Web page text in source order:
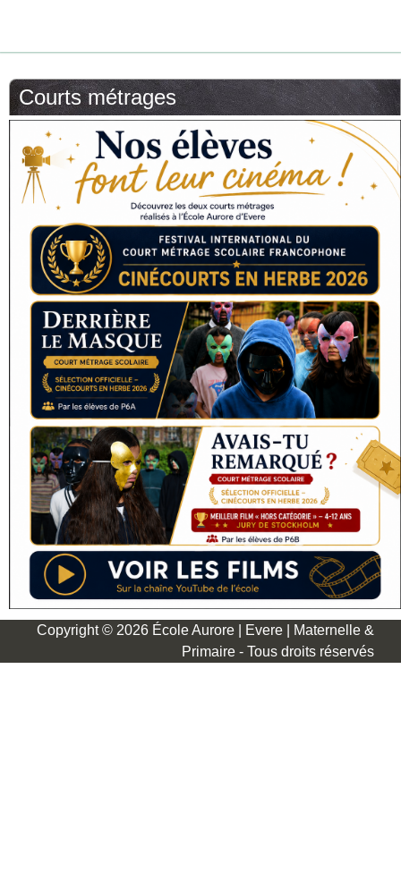
Courts métrages
Copyright © 2026 École Aurore | Evere | Maternelle &
Primaire - Tous droits réservés